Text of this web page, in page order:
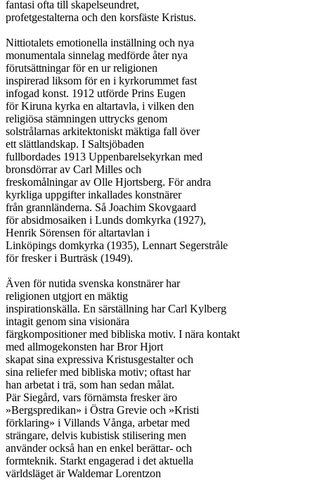
fantasi ofta till skapelseundret,
profetgestalterna och den korsfäste Kristus.
Nittiotalets emotionella inställning och nya
monumentala sinnelag medförde åter nya
förutsättningar för en ur religionen
inspirerad liksom för en i kyrkorummet fast
infogad konst. 1912 utförde Prins Eugen
för Kiruna kyrka en altartavla, i vilken den
religiösa stämningen uttrycks genom
solstrålarnas arkitektoniskt mäktiga fall över
ett slättlandskap. I Saltsjöbaden
fullbordades 1913 Uppenbarelsekyrkan med
bronsdörrar av Carl Milles och
freskomålningar av Olle Hjortsberg. För andra
kyrkliga uppgifter inkallades konstnärer
från grannländerna. Så Joachim Skovgaard
för absidmosaiken i Lunds domkyrka (1927),
Henrik Sörensen för altartavlan i
Linköpings domkyrka (1935), Lennart Segerstråle
för fresker i Burträsk (1949).
Även för nutida svenska konstnärer har
religionen utgjort en mäktig
inspirationskälla. En särställning har Carl Kylberg
intagit genom sina visionära
färgkompositioner med bibliska motiv. I nära kontakt
med allmogekonsten har Bror Hjort
skapat sina expressiva Kristusgestalter och
sina reliefer med bibliska motiv; oftast har
han arbetat i trä, som han sedan målat.
Pär Siegård, vars förnämsta fresker äro
»Bergspredikan» i Östra Grevie och »Kristi
förklaring» i Villands Vånga, arbetar med
strängare, delvis kubistisk stilisering men
använder också han en enkel berättar- och
formteknik. Starkt engagerad i det aktuella
världsläget är Waldemar Lorentzon